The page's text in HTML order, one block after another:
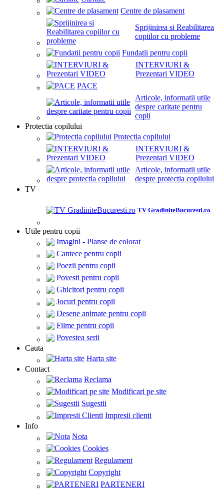
Centre de plasament
Sprijinirea si Reabilitarea
copiilor cu probleme
Fundatii pentru copii
INTERVIURI &
Prezentari VIDEO
PACE
Articole, informatii utile
despre caritate pentru
copii
Protectia copilului
Protectia copilului
INTERVIURI &
Prezentari VIDEO
Articole, informatii utile
despre protectia copilului
TV
TV GradiniteBucuresti.ro
Utile pentru copii
Imagini - Planse de colorat
Cantece pentru copii
Poezii pentru copii
Povesti pentru copii
Ghicitori pentru copii
Jocuri pentru copii
Desene animate pentru copii
Filme pentru copii
Povestea serii
Cauta
Harta site
Contact
Reclama
Modificari pe site
Sugestii
Impresii clienti
Info
Nota
Cookies
Regulament
Copyright
PARTENERI